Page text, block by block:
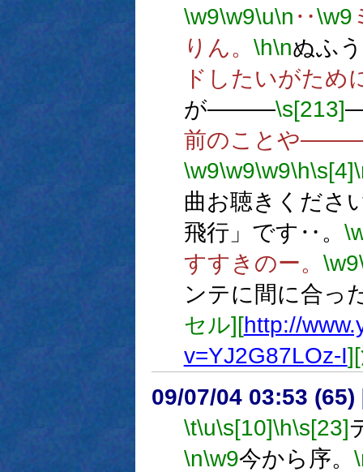
\w9\w9\u\n ‥\w9
りん。 \h\nぬふ
ドしたいがため
が―――\s[213]
前のことや―――
\w9\w9\w9\h\s[4]
曲お聴きくださ
飛行」です‥。
すすきのー。 \w9
ンテに間に合っ
セル][http://
v=YJ2G87LOz-I
09/07/04 03:53 (65)
\t\u\s[10]\h\s[23]
\n\w9今から序。